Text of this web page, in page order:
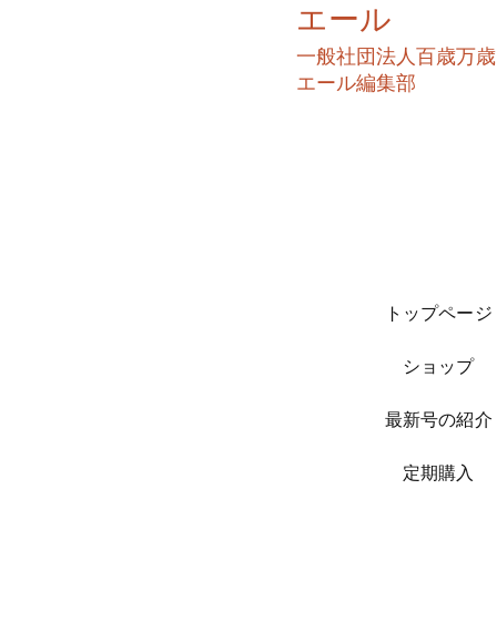
エール
​一般社団法人百歳万歳
​エール編集部
トップページ
ショップ
最新号の紹介
​定期購入